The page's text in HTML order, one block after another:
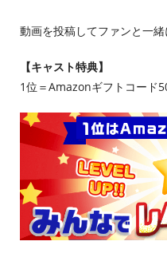
動画を投稿してファンと一
【キャスト特典】
1位＝Amazonギフトコード